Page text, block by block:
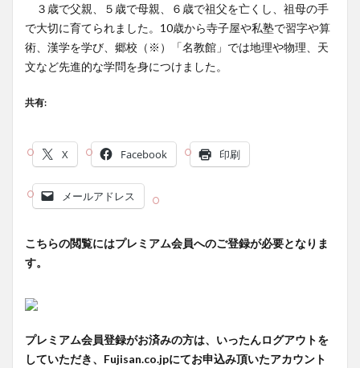
３歳で父親、５歳で母親、６歳で祖父を亡くし、祖母の手
で大切に育てられました。10歳から寺子屋や私塾で習字や算
術、漢学を学び、郷校（※）「名教館」では地理や物理、天
文など先進的な学問を身につけました。
共有:
X Facebook 印刷
メールアドレス
こちらの閲覧にはプレミアム会員へのご登録が必要となりま
す。
プレミアム会員登録がお済みの方は、いったんログアウトを
していただき、Fujisan.co.jpにてお申込み頂いたアカウント